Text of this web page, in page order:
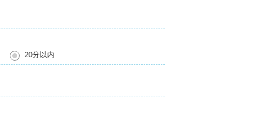
20分以内